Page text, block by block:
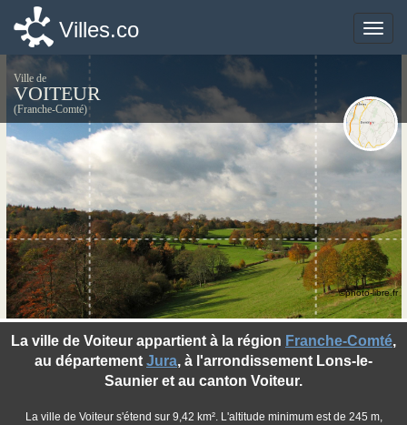
Toggle
Villes.co
Ville de
VOITEUR
(Franche-Comté)
La ville de Voiteur appartient à la région Franche-Comté,
au département Jura, à l'arrondissement Lons-le-
Saunier et au canton Voiteur.
La ville de Voiteur s'étend sur 9,42 km². L'altitude minimum est de 245 m,
©photo-libre.fr
Toggle
Villes.co